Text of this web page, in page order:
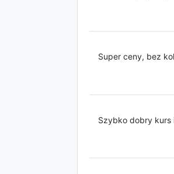
Super ceny, bez
Szybko dobry kurs